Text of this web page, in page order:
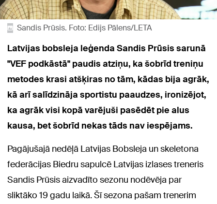
Sandis Prūsis. Foto: Edijs Pālens/LETA
Latvijas bobsleja leģenda Sandis Prūsis sarunā
"VEF podkāstā" paudis atziņu, ka šobrīd treniņu
metodes krasi atšķiras no tām, kādas bija agrāk,
kā arī salīdzināja sportistu paaudzes, ironizējot,
ka agrāk visi kopā varējuši pasēdēt pie alus
kausa, bet šobrīd nekas tāds nav iespējams.
Pagājušajā nedēļā Latvijas Bobsleja un skeletona
federācijas Biedru sapulcē Latvijas izlases treneris
Sandis Prūsis aizvadīto sezonu nodēvēja par
sliktāko 19 gadu laikā. Šī sezona pašam trenerim